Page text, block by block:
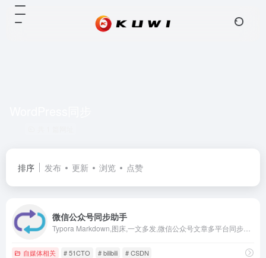
排序 发布 更新 浏览 点赞
微信公众号同步助手
自媒体相关 # 51CTO # bilibili # CSDN